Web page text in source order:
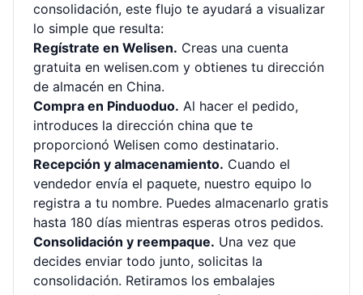
consolidación, este flujo te ayudará a visualizar
lo simple que resulta:
Regístrate en Welisen. Creas una cuenta
gratuita en welisen.com y obtienes tu dirección
de almacén en China.
Compra en Pinduoduo. Al hacer el pedido,
introduces la dirección china que te
proporcionó Welisen como destinatario.
Recepción y almacenamiento. Cuando el
vendedor envía el paquete, nuestro equipo lo
registra a tu nombre. Puedes almacenarlo gratis
hasta 180 días mientras esperas otros pedidos.
Consolidación y reempaque. Una vez que
decides enviar todo junto, solicitas la
consolidación. Retiramos los embalajes